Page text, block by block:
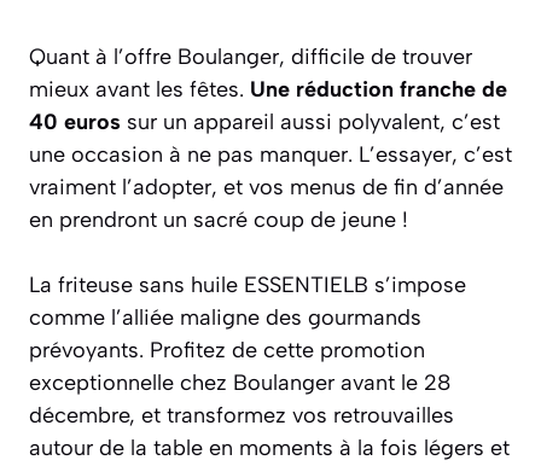
Quant à l’offre Boulanger, difficile de trouver
mieux avant les fêtes. Une réduction franche de
40 euros sur un appareil aussi polyvalent, c’est
une occasion à ne pas manquer. L’essayer, c’est
vraiment l’adopter, et vos menus de fin d’année
en prendront un sacré coup de jeune !
La friteuse sans huile ESSENTIELB s’impose
comme l’alliée maligne des gourmands
prévoyants. Profitez de cette promotion
exceptionnelle chez Boulanger avant le 28
décembre, et transformez vos retrouvailles
autour de la table en moments à la fois légers et